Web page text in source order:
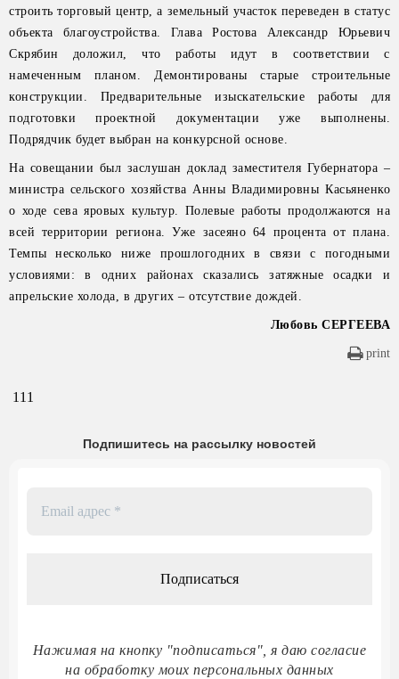
строить торговый центр, а земельный участок переведен в статус
объекта благоустройства. Глава Ростова Александр Юрьевич
Скрябин доложил, что работы идут в соответствии с
намеченным планом. Демонтированы старые строительные
конструкции. Предварительные изыскательские работы для
подготовки проектной документации уже выполнены.
Подрядчик будет выбран на конкурсной основе.
На совещании был заслушан доклад заместителя Губернатора –
министра сельского хозяйства Анны Владимировны Касьяненко
о ходе сева яровых культур. Полевые работы продолжаются на
всей территории региона. Уже засеяно 64 процента от плана.
Темпы несколько ниже прошлогодних в связи с погодными
условиями: в одних районах сказались затяжные осадки и
апрельские холода, в других – отсутствие дождей.
Любовь СЕРГЕЕВА
print
111
Подпишитесь на рассылку новостей
Нажимая на кнопку "подписаться", я даю согласие
на обработку моих персональных данных